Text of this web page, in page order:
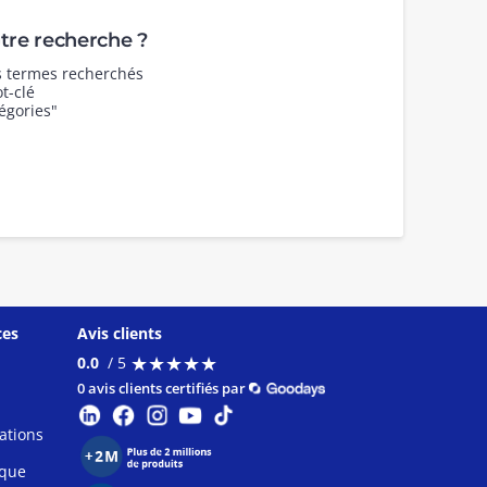
recherche ?
recherchés
clé
Avis clients
0.0 / 5 ★★★★★
★★★★★
0 avis clients certifiés par